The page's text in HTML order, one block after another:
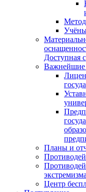
Доступная
Важнейшие
Планы и
экстремизма
Центр